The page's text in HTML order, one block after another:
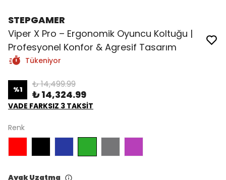
STEPGAMER
Viper X Pro – Ergonomik Oyuncu Koltuğu |
Profesyonel Konfor & Agresif Tasarım
Tükeniyor
%1 ₺ 14,499.99
₺ 14,324.99
VADE FARKSIZ 3 TAKSİT
Renk
Ayak Uzatma